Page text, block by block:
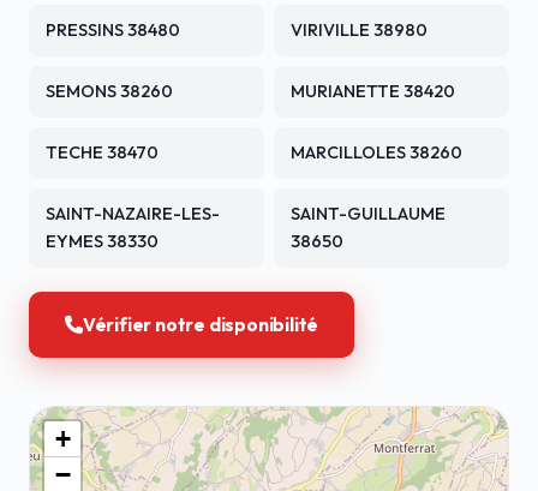
PRESSINS 38480 VIRIVILLE 38980
SEMONS 38260 MURIANETTE 38420
TECHE 38470 MARCILLOLES 38260
SAINT-NAZAIRE-LES-
EYMES 38330
SAINT-GUILLAUME
38650
Vérifier notre disponibilité
+
−